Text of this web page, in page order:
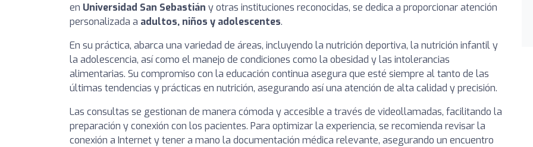
en Universidad San Sebastián y otras instituciones reconocidas, se dedica a proporcionar atención
personalizada a adultos, niños y adolescentes.
En su práctica, abarca una variedad de áreas, incluyendo la nutrición deportiva, la nutrición infantil y
la adolescencia, así como el manejo de condiciones como la obesidad y las intolerancias
alimentarias. Su compromiso con la educación continua asegura que esté siempre al tanto de las
últimas tendencias y prácticas en nutrición, asegurando así una atención de alta calidad y precisión.
Las consultas se gestionan de manera cómoda y accesible a través de videollamadas, facilitando la
preparación y conexión con los pacientes. Para optimizar la experiencia, se recomienda revisar la
conexión a Internet y tener a mano la documentación médica relevante, asegurando un encuentro